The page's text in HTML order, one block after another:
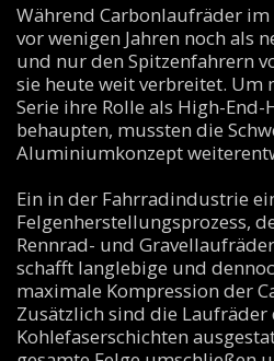
Während Carbonlaufräder
vor wenigen Jahren noch als
und nur den Spitzenfahrern
sie heute weit verbreitet. Um
Serie ihre Rolle als High-End-
behaupten, mussten die
Aluminiumkonzept
Ein in der Fahrradindustrie
Felgenherstellungsprozess,
Rennrad- und
schafft langlebige und
maximale Kompression der
Zusätzlich sind die
Kohlefaserschichten